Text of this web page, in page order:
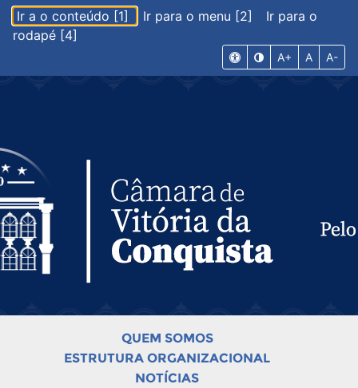
Ir a o conteúdo [1] Ir para o menu [2]
Ir para o
rodapé [4]
A+ A A-
QUEM SOMOS
ESTRUTURA ORGANIZACIONAL
NOTÍCIAS